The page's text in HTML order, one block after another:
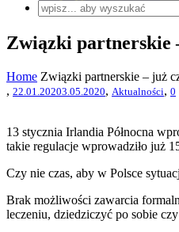
Związki partnerskie
Home Związki partnerskie – już
, 22.01.20203.05.2020, Aktualności, 0
13 stycznia Irlandia Północna
takie regulacje wprowadziło już
Czy nie czas, aby w Polsce
Brak możliwości zawarcia
leczeniu, dziedziczyć po sobie